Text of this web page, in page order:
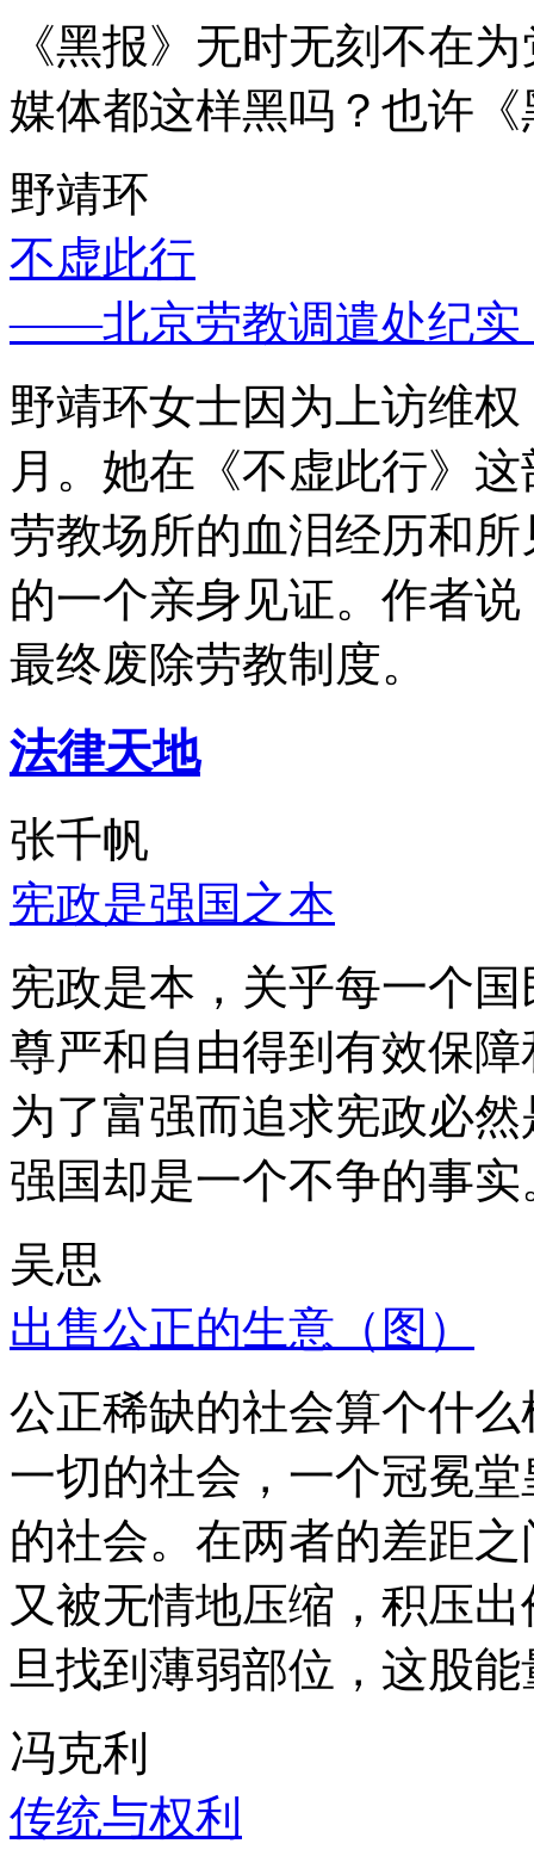
《黑报》无时无刻不在
媒体都这样黑吗？也许
野靖环
不虚此行
——北京劳教调遣处纪实
野靖环女士因为上访维
月。她在《不虚此行》
劳教场所的血泪经历和
的一个亲身见证。作者
最终废除劳教制度。
法律天地
张千帆
宪政是强国之本
宪政是本，关乎每一个
尊严和自由得到有效保
为了富强而追求宪政必
强国却是一个不争的事实
吴思
出售公正的生意（图）
公正稀缺的社会算个什
一切的社会，一个冠冕
的社会。在两者的差距
又被无情地压缩，积压
旦找到薄弱部位，这股
冯克利
传统与权利